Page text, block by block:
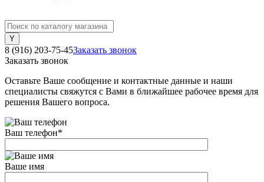
8 (916) 203-75-45Заказать звонок
Заказать звонок
Оставьте Ваше сообщение и контактные данные и наши
специалисты свяжутся с Вами в ближайшее рабочее время для
решения Вашего вопроса.
Ваш телефон*
Ваше имя